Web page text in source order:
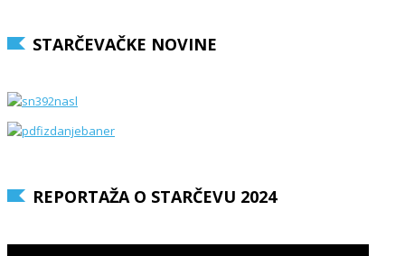
STARČEVAČKE NOVINE
REPORTAŽA O STARČEVU 2024